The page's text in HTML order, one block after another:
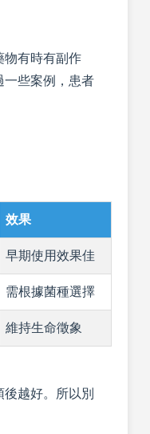
物有時有副作
一些案例，患者
效果
早期使用效果佳
需根據菌種選擇
維持生命徵象
越好。所以別